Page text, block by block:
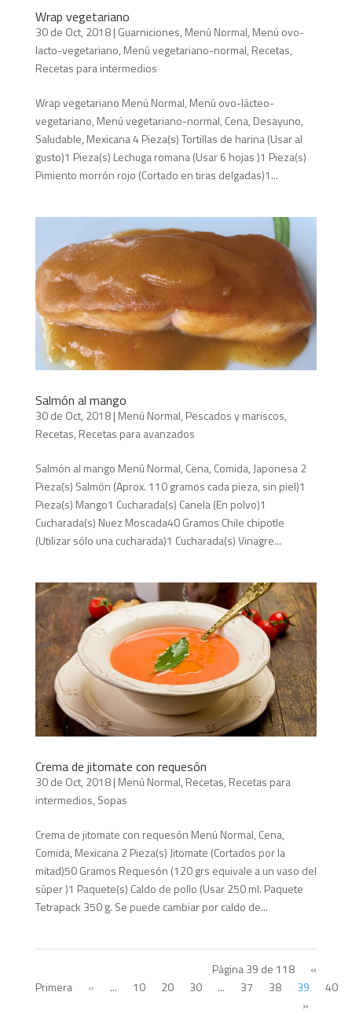
Wrap vegetariano
30 de Oct, 2018| Guarniciones, Menú Normal, Menú ovo-
lacto-vegetariano, Menú vegetariano-normal, Recetas,
Recetas para intermedios
Wrap vegetariano Menú Normal, Menú ovo-lácteo-
vegetariano, Menú vegetariano-normal, Cena, Desayuno,
Saludable, Mexicana 4 Pieza(s) Tortillas de harina (Usar al
gusto)1 Pieza(s) Lechuga romana (Usar 6 hojas )1 Pieza(s)
Pimiento morrón rojo (Cortado en tiras delgadas)1...
Salmón al mango
30 de Oct, 2018| Menú Normal, Pescados y mariscos,
Recetas, Recetas para avanzados
Salmón al mango Menú Normal, Cena, Comida, Japonesa 2
Pieza(s) Salmón (Aprox. 110 gramos cada pieza, sin piel)1
Pieza(s) Mango1 Cucharada(s) Canela (En polvo)1
Cucharada(s) Nuez Moscada40 Gramos Chile chipotle
(Utilizar sólo una cucharada)1 Cucharada(s) Vinagre...
Crema de jitomate con requesón
30 de Oct, 2018| Menú Normal, Recetas, Recetas para
intermedios, Sopas
Crema de jitomate con requesón Menú Normal, Cena,
Comida, Mexicana 2 Pieza(s) Jitomate (Cortados por la
mitad)50 Gramos Requesón (120 grs equivale a un vaso del
súper )1 Paquete(s) Caldo de pollo (Usar 250 ml. Paquete
Tetrapack 350 g. Se puede cambiar por caldo de...
Página 39 de 118
«
Primera
« ... 10 20 30 ... 37 38 39
40
»